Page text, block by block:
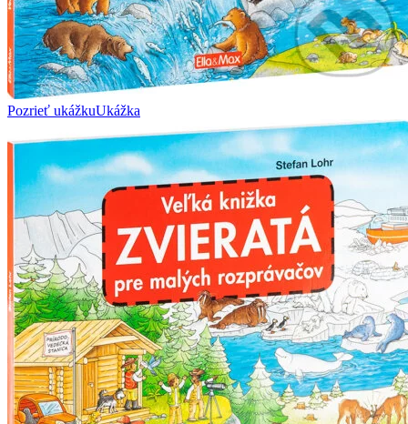
Pozrieť ukážkuUkážka